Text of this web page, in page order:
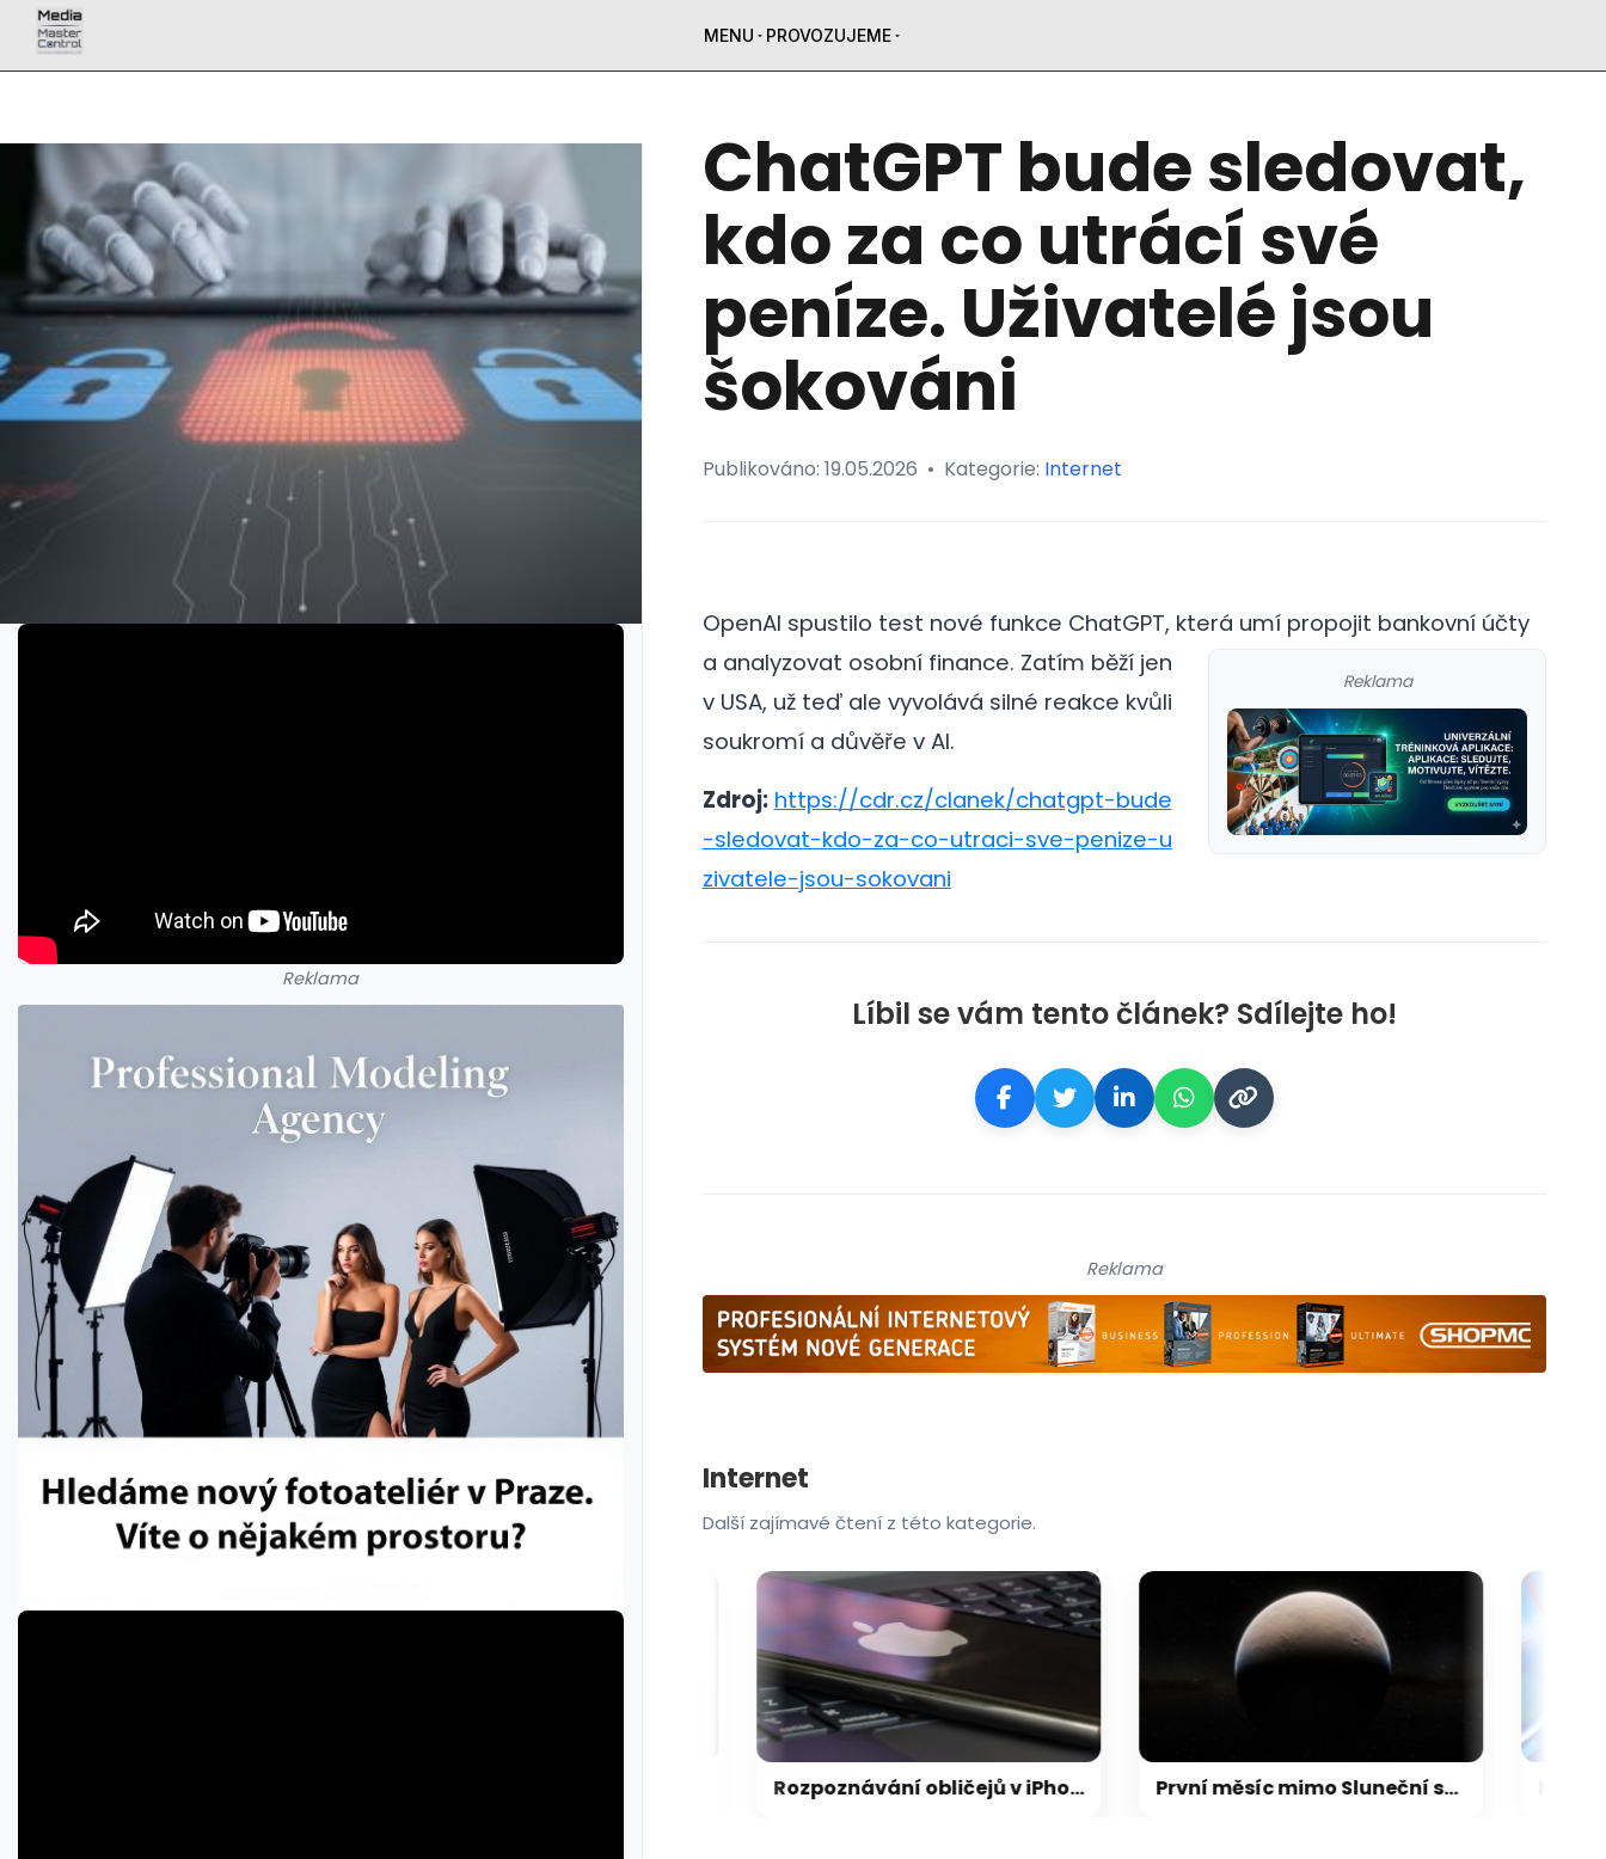
MENU PROVOZUJEME
Reklama
ChatGPT bude sledovat,
kdo za co utrácí své
peníze. Uživatelé jsou
šokováni
Publikováno: 19.05.2026 • Kategorie: Internet
OpenAI spustilo test nové funkce ChatGPT, která umí propojit bankovní účty
a analyzovat osobní finance.
Reklama
Zatím běží jen
v USA, už teď ale vyvolává silné reakce kvůli
soukromí a důvěře v AI.
Zdroj: https://cdr.cz/clanek/chatgpt-bude
-sledovat-kdo-za-co-utraci-sve-penize-u
zivatele-jsou-sokovani
Líbil se vám tento článek? Sdílejte ho!
Reklama
Internet
Další zajímavé čtení z této kategorie.
Rozpoznávání obličejů v iPhonu může Apple přijít extrémně draho První měsíc mimo Sluneční soustavu: Vědci možná objevili výjimečný systém